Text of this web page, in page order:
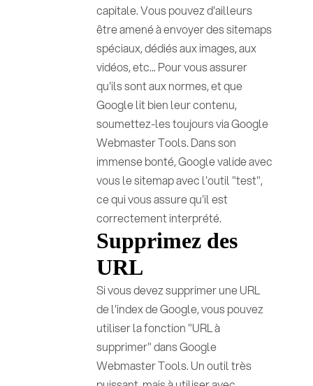
capitale. Vous pouvez d'ailleurs
être amené à envoyer des sitemaps
spéciaux, dédiés aux images, aux
vidéos, etc... Pour vous assurer
qu'ils sont aux normes, et que
Google lit bien leur contenu,
soumettez-les toujours via Google
Webmaster Tools. Dans son
immense bonté, Google valide avec
vous le sitemap avec l'outil "test",
ce qui vous assure qu'il est
correctement interprété.
Supprimez des
URL
Si vous devez supprimer une URL
de l'index de Google, vous pouvez
utiliser la fonction "URL à
supprimer" dans Google
Webmaster Tools. Un outil très